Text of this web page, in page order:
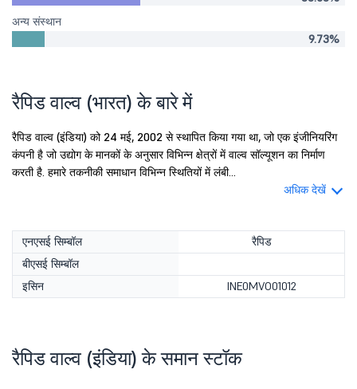
अन्य संस्थान
9.73%
रैपिड वाल्व (भारत) के बारे में
रैपिड वाल्व (इंडिया) को 24 मई, 2002 से स्थापित किया गया था, जो एक इंजीनियरिंग
कंपनी है जो उद्योग के मानकों के अनुसार विभिन्न क्षेत्रों में वाल्व सॉल्यूशन का निर्माण
करती है. हमारे तकनीकी समाधान विभिन्न स्थितियों में लंबी...
अधिक देखें
एनएसई सिम्बॉल
रैपिड
बीएसई सिम्बॉल
इसिन
INE0MVO01012
रैपिड वाल्व (इंडिया) के समान स्टॉक